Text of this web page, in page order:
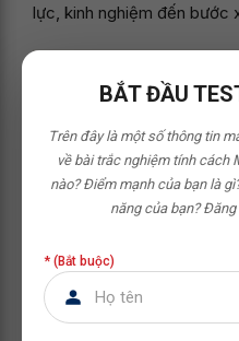
lực, kinh nghiệm đến bước
Vị trí trong CV nên đặt
BẮT ĐẦU
Trên đây là một số thông tin
về bài trắc nghiệm tính cách
nào? Điểm mạnh của bạn là
năng của bạn?Đăng
* (Bắt buộc)